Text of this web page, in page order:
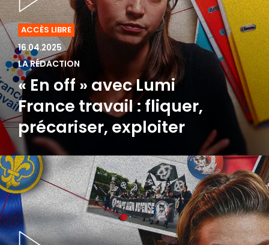
ACCÈS LIBRE
16.04.2025
LA RÉDACTION
« En off » avec Lumi
France travail : fliquer,
précariser, exploiter